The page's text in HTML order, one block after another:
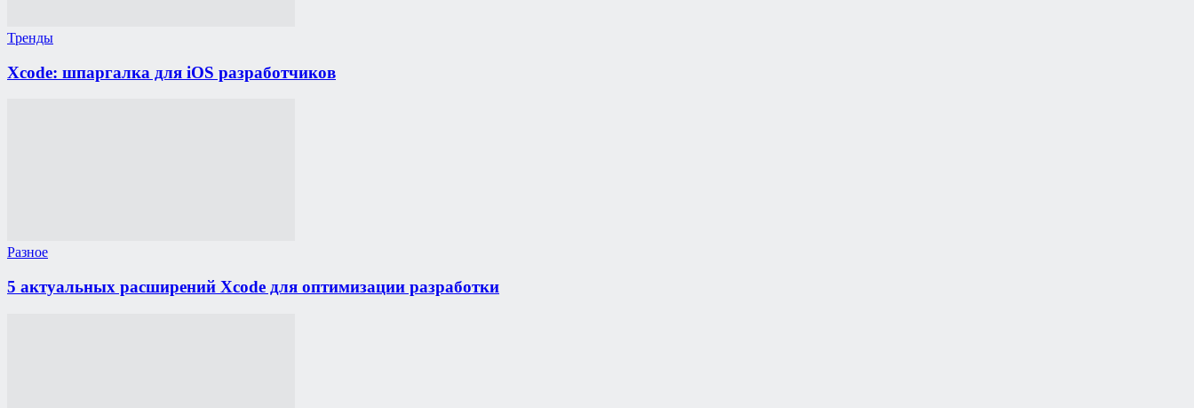
Тренды
Xcode: шпаргалка для iOS разработчиков
Разное
5 актуальных расширений Xcode для оптимизации разработки